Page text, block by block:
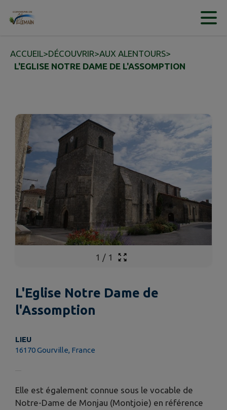
Contenu
ACCUEIL>DÉCOUVRIR>AUX ALENTOURS>
L'EGLISE NOTRE DAME DE L'ASSOMPTION
1 / 1
L'Eglise Notre Dame de
l'Assomption
LIEU
16170 Gourville, France
Elle est également connue sous le vocable de
Notre-Dame de Monjau (Montjoie) en référence